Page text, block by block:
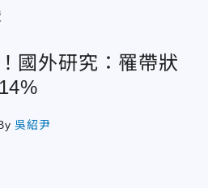
國外研究：罹帶狀
吳紹尹